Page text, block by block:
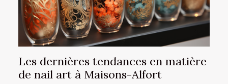
Les dernières tendances en matière
de nail art à Maisons-Alfort